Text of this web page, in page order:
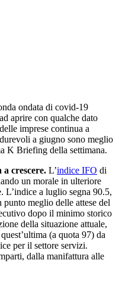
ondata di covid-19
aprire con qualche dato
imprese continua a
a giugno sono meglio
K Briefing della settimana.
crescere. L’indice IFO di
un morale in ulteriore
L’indice a luglio segna 90.5,
meglio delle attese del
dopo il minimo storico
della situazione attuale,
(a quota 97) da
per il settore servizi.
dalla manifattura alle